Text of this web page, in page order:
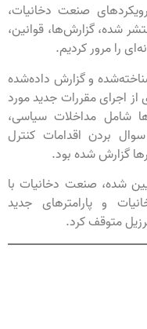
صنعت دخانیات،
شده، گزارش‌ها، قوانین،
را مرور کردیم.
و گزارش داده‌شده
اجرای مقررات جدید مورد
شامل مداخلات سیاسی،
بردن اقدامات کنترل
گزارش شده بود.
شده، صنعت دخانیات با
و پارامترهای جدید
متوقف کرد.